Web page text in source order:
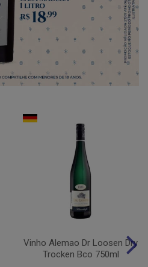
Vinho Alemao Dr Loosen Dry
Trocken Bco 750ml